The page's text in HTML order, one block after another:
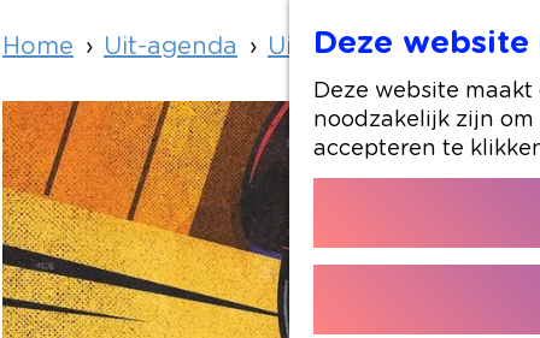
Deze
Deze website
noodzakelijk zijn
accepteren te
Home Uit-agenda Uit-agenda overzicht